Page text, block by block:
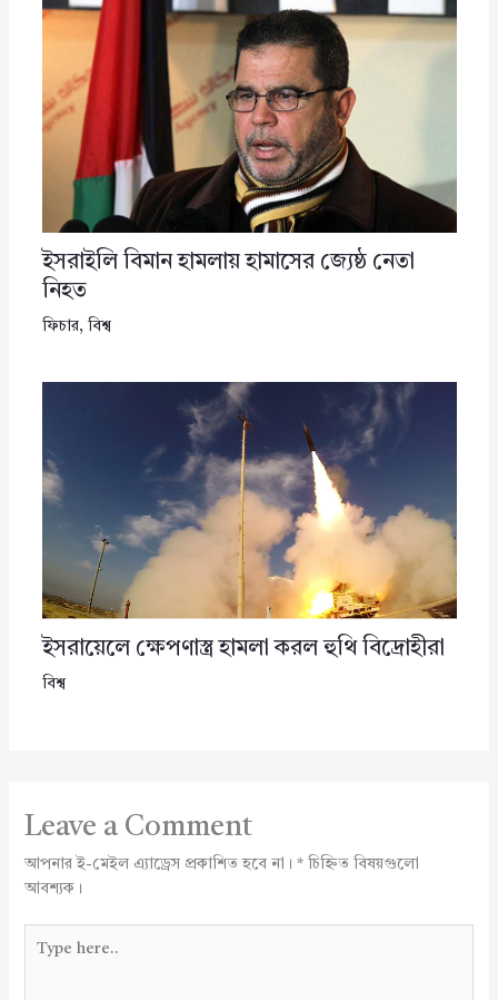
ইসরাইলি বিমান হামলায় হামাসের জ্যেষ্ঠ নেতা
নিহত
ফিচার, বিশ্ব
ইসরায়েলে ক্ষেপণাস্ত্র হামলা করল হুথি বিদ্রোহীরা
বিশ্ব
Leave a Comment
আপনার ই-মেইল এ্যাড্রেস প্রকাশিত হবে না। *চিহ্নিত বিষয়গুলো
আবশ্যক।
here..